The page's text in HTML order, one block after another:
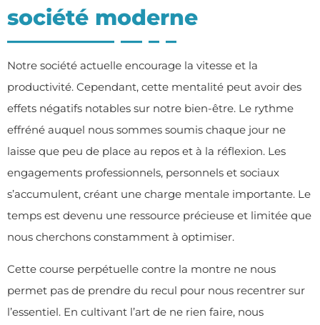
société moderne
Notre société actuelle encourage la vitesse et la
productivité. Cependant, cette mentalité peut avoir des
effets négatifs notables sur notre bien-être. Le rythme
effréné auquel nous sommes soumis chaque jour ne
laisse que peu de place au repos et à la réflexion. Les
engagements professionnels, personnels et sociaux
s’accumulent, créant une charge mentale importante. Le
temps est devenu une ressource précieuse et limitée que
nous cherchons constamment à optimiser.
Cette course perpétuelle contre la montre ne nous
permet pas de prendre du recul pour nous recentrer sur
l’essentiel. En cultivant l’art de ne rien faire, nous